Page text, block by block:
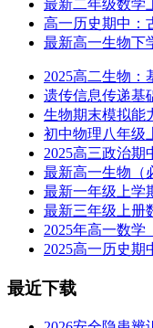
最新二年级数学
高一历史期中：
最新高一生物下
2025高二生物：
遗传信息传递基
生物期末模拟能
初中物理八年级
2025高三政治期
最新高一生物（
最新一年级上学
最新三年级上册
2025年高一数学
2025高一历史期
最近下载